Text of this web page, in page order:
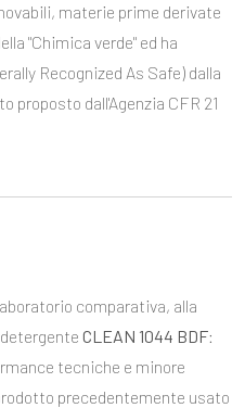
materie prime derivate
"Chimica verde" ed ha
Recognized As Safe) dalla
proposto dall'Agenzia CFR 21
comparativa, alla
CLEAN 1044 BDF:
tecniche e minore
precedentemente usato